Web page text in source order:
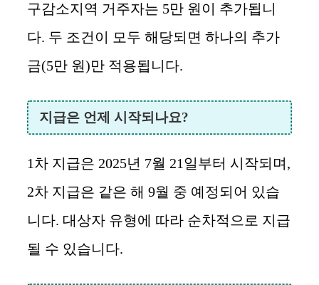
구감소지역 거주자는 5만 원이 추가됩니
다. 두 조건이 모두 해당되면 하나의 추가
금(5만 원)만 적용됩니다.
지급은 언제 시작되나요?
1차 지급은 2025년 7월 21일부터 시작되며,
2차 지급은 같은 해 9월 중 예정되어 있습
니다. 대상자 유형에 따라 순차적으로 지급
될 수 있습니다.